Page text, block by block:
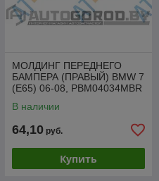
МОЛДИНГ ПЕРЕДНЕГО
БАМПЕРА (ПРАВЫЙ) BMW 7
(E65) 06-08, PBM04034MBR
В наличии
64,10 руб.
Купить